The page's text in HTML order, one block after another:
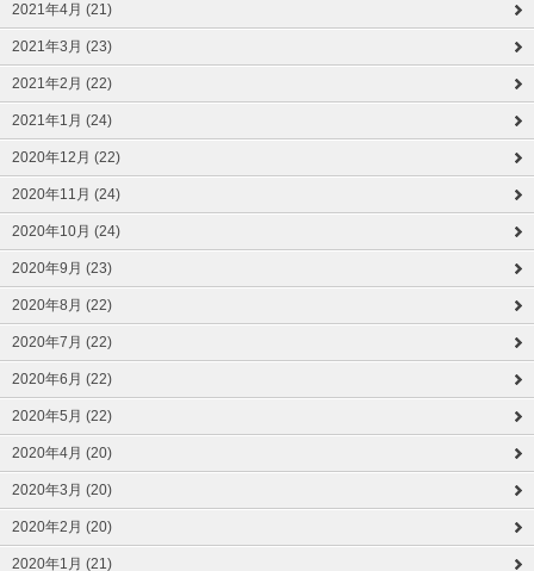
2021年4月 (21)
2021年3月 (23)
2021年2月 (22)
2021年1月 (24)
2020年12月 (22)
2020年11月 (24)
2020年10月 (24)
2020年9月 (23)
2020年8月 (22)
2020年7月 (22)
2020年6月 (22)
2020年5月 (22)
2020年4月 (20)
2020年3月 (20)
2020年2月 (20)
2020年1月 (21)